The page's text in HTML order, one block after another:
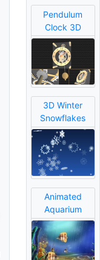
Pendulum
Clock 3D
3D Winter
Snowflakes
Animated
Aquarium